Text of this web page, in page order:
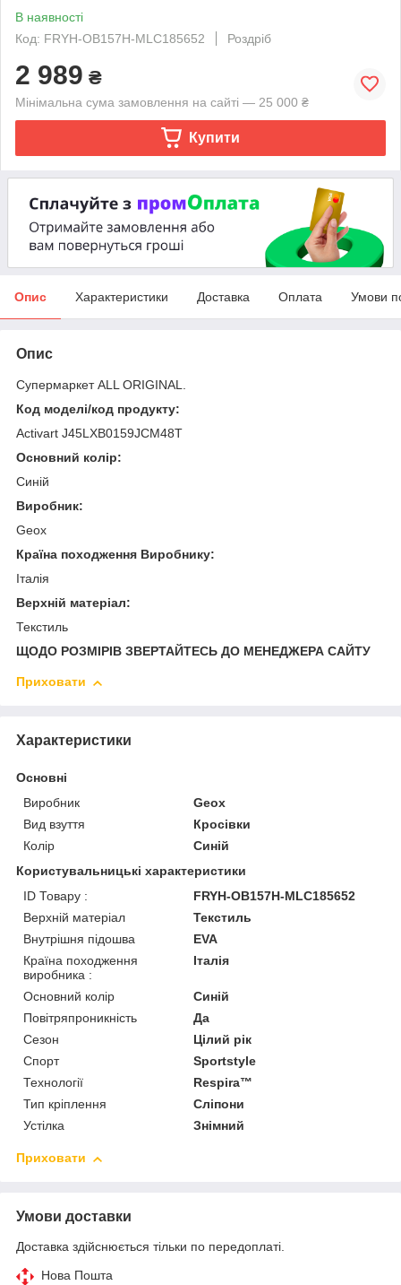
В наявності
Код: FRYH-OB157H-MLC185652
Роздріб
2 989 ₴
Мінімальна сума замовлення на сайті — 25 000 ₴
Купити
Опис Характеристики Доставка Оплата Умови
Опис
Супермаркет ALL ORIGINAL.
Код моделі/код продукту:
Activart J45LXB0159JCM48T
Основний колір:
Синій
Виробник:
Geox
Країна походження Виробнику:
Італія
Верхній матеріал:
Текстиль
ЩОДО РОЗМІРІВ ЗВЕРТАЙТЕСЬ ДО МЕНЕДЖЕРА САЙТУ
Приховати
Характеристики
Основні
Виробник
Geox
Вид взуття
Кросівки
Колір
Синій
Користувальницькі характеристики
ID Товару :
FRYH-OB157H-MLC185652
Верхній матеріал
Текстиль
Внутрішня підошва
EVA
Країна походження
виробника :
Італія
Основний колір
Синій
Повітряпроникність
Да
Сезон
Цілий рік
Спорт
Sportstyle
Технології
Respira™
Тип кріплення
Сліпони
Устілка
Знімний
Приховати
Умови доставки
Доставка здійснюється тільки по передоплаті.
Нова Пошта